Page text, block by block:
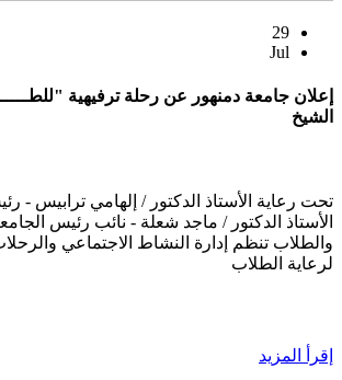
29
Jul
إعلان جامعة دمنهور عن رحلة ترفيهية
الشيخ
تحت رعاية الأستاذ الدكتور / إلهامي ترابيس -
الأستاذ الدكتور / ماجد شعلة - نائب رئيس
والطلاب تنظم إدارة النشاط الاجتماعي والرحلات
لرعاية الطلاب
إقرأ المزيد